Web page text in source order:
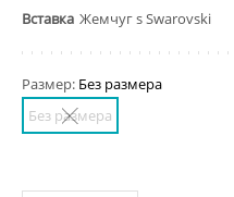
Вставка Жемчуг s Swarovski
Размер: Без размера
Без размера